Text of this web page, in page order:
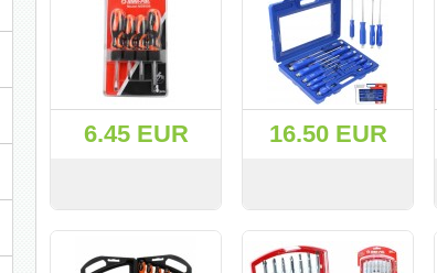
6.45 EUR
СМОТРЕТЬKУПИТЬ
16.50 EUR
СМОТРЕТЬKУПИТЬ